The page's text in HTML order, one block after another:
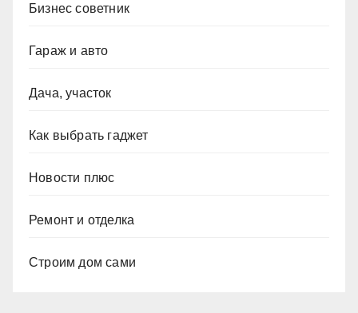
Бизнес советник
Гараж и авто
Дача, участок
Как выбрать гаджет
Новости плюс
Ремонт и отделка
Строим дом сами